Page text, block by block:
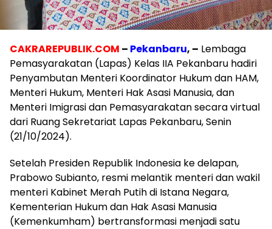
CAKRAREPUBLIK.COM – Pekanbaru, – Lembaga
Pemasyarakatan (Lapas) Kelas IIA Pekanbaru hadiri
Penyambutan Menteri Koordinator Hukum dan HAM,
Menteri Hukum, Menteri Hak Asasi Manusia, dan
Menteri Imigrasi dan Pemasyarakatan secara virtual
dari Ruang Sekretariat Lapas Pekanbaru, Senin
(21/10/2024).
Setelah Presiden Republik Indonesia ke delapan,
Prabowo Subianto, resmi melantik menteri dan wakil
menteri Kabinet Merah Putih di Istana Negara,
Kementerian Hukum dan Hak Asasi Manusia
(Kemenkumham) bertransformasi menjadi satu